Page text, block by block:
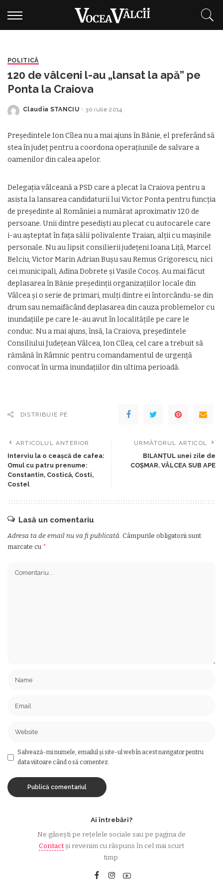
POLITICĂ
120 de vâlceni l-au „lansat la apă” pe
Ponta la Craiova
Posted
Claudia STANCIU 30 iulie 2014
Preşedintele Ion Cîlea nu a mai ajuns în Bănie, el preferând să
stea în judeţ pentru a coordona operaţiunile de salvare a
oamenilor din calea apelor.
Delegaţia vâlceană a PSD care a plecat la Craiova pentru a
asista la lansarea candidaturii lui Victor Ponta pentru funcţia
de preşedinte al României a numărat aproximativ 120 de
persoane. Unii dintre pesedişti au plecat cu autocarele care
i-au aşteptat în faţa sălii polivalente Traian, alţii cu maşinile
personale. Nu au lipsit consilierii judeţeni Ioana Liţă, Marcel
Belciu, Victor Marin Adrian Buşu sau Remus Grigorescu, nici
cei municipali, Adina Dobrete şi Vasile Cocoş. Au mai făcut
deplasarea în Bănie preşedinţii organizaţiilor locale din
Vâlcea şi o serie de primari, mulţi dintre ei întorcându-se din
drum sau nemaifăcând deplasarea din cauza problemelor cu
inundaţiile pe care le-au avut în localităţile pe care le
conduc. Nu a mai ajuns, însă, la Craiova, preşedintele
Consiliului Judeţean Vâlcea, Ion Cîlea, cel care a trebuit să
rămână în Râmnic pentru comandamentul de urgenţă
convocat în urma inundaţiilor din ultima perioadă.
DISTRIBUIE PE
ARTICOLUL ANTERIOR
Interviu la o ceaşcă de cafea:
Omul cu patru prenume:
Constantin, Costică, Costi,
Costel
URMĂTORUL ARTICOL
BILANŢUL unei zile de
COŞMAR. VÂLCEA SUB APE
Lasă un comentariu
Adresa ta de email nu va fi publicată. Câmpurile obligatorii sunt
marcate cu *
Salvează-mi numele, emailul și site-ul web în acest navigator pentru
data viitoare când o să comentez.
Ai întrebări?
Ne găsești pe rețelele sociale sau pe pagina de
Contactși revenim cu răspuns în cel mai scurt
timp.